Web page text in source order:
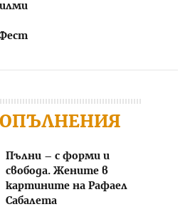
Пълни – с форми и
свобода. Жените в
картините на Рафаел
Сабалета